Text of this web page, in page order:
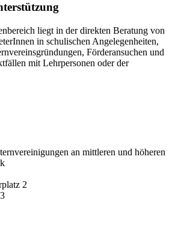
liegt in der direkten Beratung von
in schulischen Angelegenheiten,
Förderansuchen und
mit Lehrpersonen oder der
an mittleren und höheren
2